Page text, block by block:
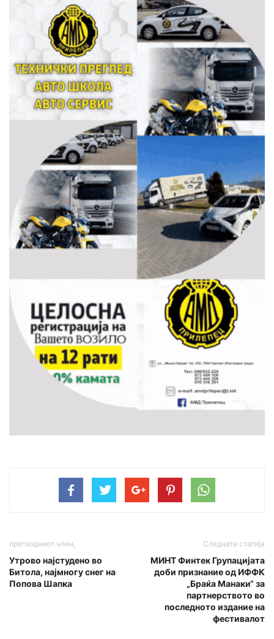
претходниот член,
Утрово најстудено во
Битола, најмногу снег на
Попова Шапка
Следната статија
МИНТ Финтек Групацијата
доби признание од ИФФК
„Браќа Манаки“ за
партнерството во
последното издание на
фестивалот